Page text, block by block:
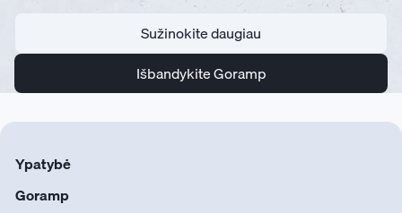
Sužinokite daugiau
Išbandykite Goramp
Ypatybė
Goramp